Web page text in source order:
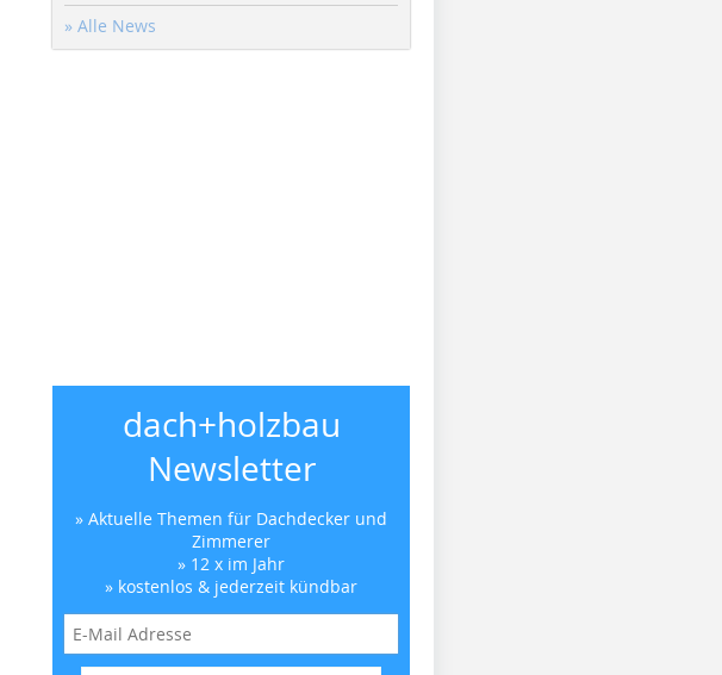
» Alle News
dach+holzbau
Newsletter
» Aktuelle Themen für Dachdecker und
Zimmerer
» 12 x im Jahr
» kostenlos & jederzeit kündbar